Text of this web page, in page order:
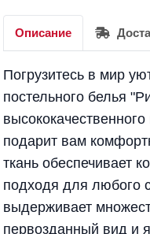
Описание
Погрузитесь в мир
постельного белья
подарит вам
ткань обеспечивает
подходя для любого
выдерживает
первозданный вид и